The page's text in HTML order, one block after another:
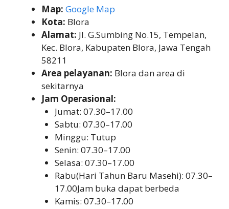
Map: Google Map
Kota: Blora
Alamat: Jl. G.Sumbing No.15, Tempelan,
Kec. Blora, Kabupaten Blora, Jawa Tengah
58211
Area pelayanan: Blora dan area di
sekitarnya
Jam Operasional:
Jumat: 07.30–17.00
Sabtu: 07.30–17.00
Minggu: Tutup
Senin: 07.30–17.00
Selasa: 07.30–17.00
Rabu(Hari Tahun Baru Masehi): 07.30–
17.00Jam buka dapat berbeda
Kamis: 07.30–17.00